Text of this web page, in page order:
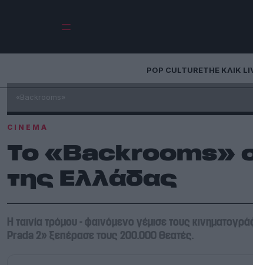
POP CULTURETHE ΚΛΙΚ
«Backrooms»
CINEMA
Το «Backrooms»
της Ελλάδας
Η ταινία τρόμου - φαινόμενο γέμισε τους
Prada 2» ξεπέρασε τους 200.000 θεατές.